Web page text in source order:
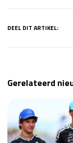
DEEL DIT ARTIKEL:
Gerelateerd